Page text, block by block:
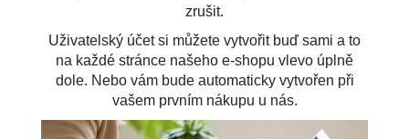
zrušit.
Uživatelský účet si můžete vytvořit buď sami a to
na každé stránce našeho e-shopu vlevo úplně
dole. Nebo vám bude automaticky vytvořen při
vašem prvním nákupu u nás.